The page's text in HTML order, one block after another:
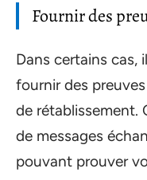
Fournir des
Dans certains cas,
fournir des
de rétablissement.
de messages
pouvant prouver